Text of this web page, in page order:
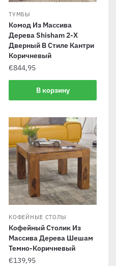
ТУМБЫ
Комод Из Массива
Дерева Shisham 2-Х
Дверный В Стиле Кантри
Коричневый
€844,95
В корзину
КОФЕЙНЫЕ СТОЛЫ
Кофейный Столик Из
Массива Дерева Шешам
Темно-Коричневый
€139,95